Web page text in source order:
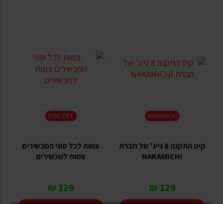
NAKAMICHI
קיט התקנה 8 גייג' של חברת
NAKAMICHI
129 ₪
SYNCOPE
צמות לכל סוגי המכשירים
צמות למכשירים
129 ₪